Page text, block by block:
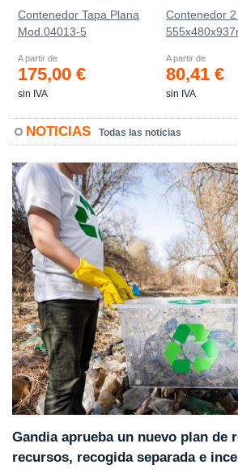
Contenedor Tapa Plana
Mod.04013-5
A partir de
175,00 €
sin IVA
Contenedor
A partir de
80,41 €
sin IVA
NOTICIAS Todas las noticias
Gandia aprueba un nuevo plan de
recursos, recogida separada e